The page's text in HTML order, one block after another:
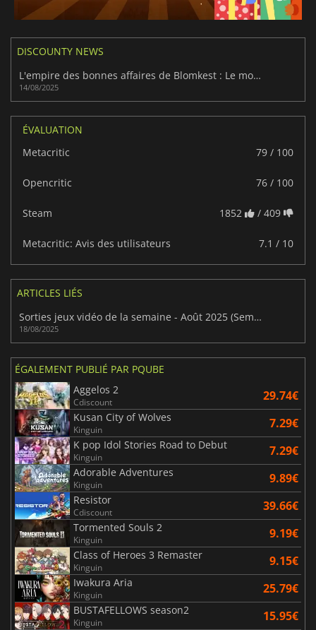
DISCOUNTY NEWS
L'empire des bonnes affaires de Blomkest : Le monde de Discounty
14/08/2025
ÉVALUATION
Metacritic
79 / 100
Opencritic 76 / 100
Steam 1852 / 409
Metacritic: Avis des utilisateurs 7.1 / 10
ARTICLES LIÉS
Sorties jeux vidéo de la semaine - Août 2025 (Semaine 34)
18/08/2025
ÉGALEMENT PUBLIÉ PAR PQUBE
Aggelos 2
Cdiscount 29.74€
Kusan City of Wolves
Kinguin 7.29€
K pop Idol Stories Road to Debut
Kinguin 7.29€
Adorable Adventures
Kinguin 9.89€
Resistor
Cdiscount 39.66€
Tormented Souls 2
Kinguin 9.19€
Class of Heroes 3 Remaster
Kinguin 9.15€
Iwakura Aria
Kinguin 25.79€
BUSTAFELLOWS season2
Kinguin 15.95€